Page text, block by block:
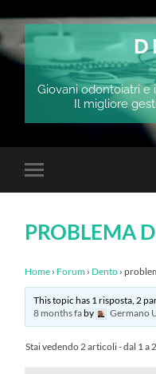
Giovani odontoiatri e
Il migliore
Attiva/disattiva
il
dispositivi
PROBLEMA
Home › Forum › Dento ›
This topic has 1 risposta, 2
8 months faby Germano
Stai vedendo 2 articoli - dal 1 a